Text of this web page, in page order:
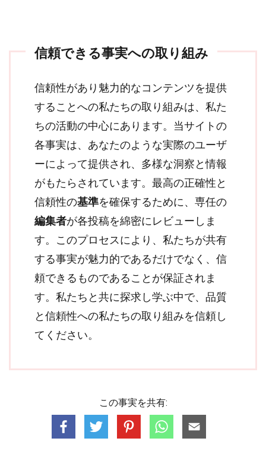
信頼できる事実への取り組み
信頼性があり魅力的なコンテンツを提供
することへの私たちの取り組みは、私た
ちの活動の中心にあります。当サイトの
各事実は、あなたのような実際のユーザ
ーによって提供され、多様な洞察と情報
がもたらされています。最高の正確性と
信頼性の基準を確保するために、専任の
編集者が各投稿を綿密にレビューしま
す。このプロセスにより、私たちが共有
する事実が魅力的であるだけでなく、信
頼できるものであることが保証されま
す。私たちと共に探求し学ぶ中で、品質
と信頼性への私たちの取り組みを信頼し
てください。
この事実を共有: